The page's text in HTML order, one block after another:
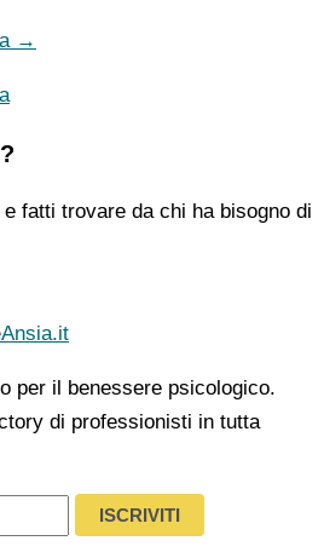
→
fatti trovare da chi ha bisogno di
per il benessere psicologico.
di professionisti in tutta
ISCRIVITI